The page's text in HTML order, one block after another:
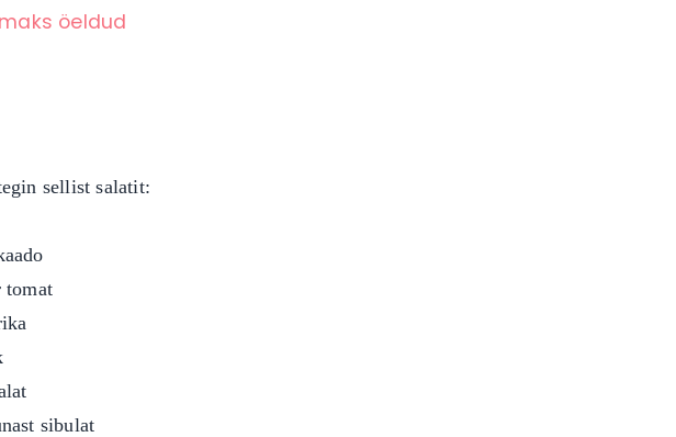
öeldud
sellist salatit:
tomat
sibulat